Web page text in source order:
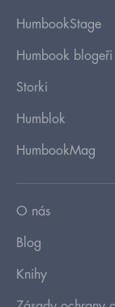
HumbookStage
Humbook blogeři
Storki
Humblok
HumbookMag
O nás
Blog
Knihy